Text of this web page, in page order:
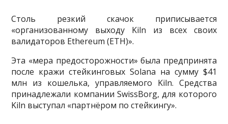
Столь резкий скачок приписывается
«организованному выходу Kiln из всех своих
валидаторов Ethereum (ETH)».
Эта «мера предосторожности» была предпринята
после кражи стейкинговых Solana на сумму $41
млн из кошелька, управляемого Kiln. Средства
принадлежали компании SwissBorg, для которого
Kiln выступал «партнёром по стейкингу».